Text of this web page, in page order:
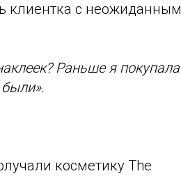
клиентка с неожиданным
Раньше я покупала
косметику The